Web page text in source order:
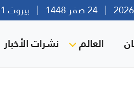
بيروت 17:21
العالم نشرات الأخبار